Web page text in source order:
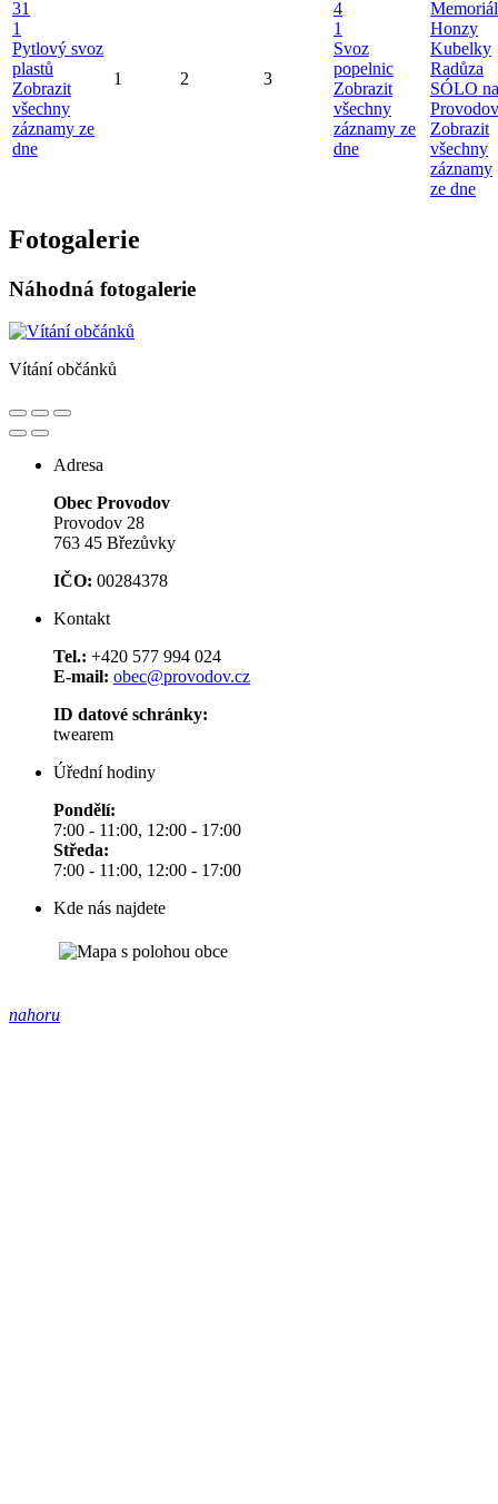
31
1
Pytlový svoz
plastů
Zobrazit
všechny
záznamy ze
dne
1 2 3
4
1
Svoz
popelnic
Zobrazit
všechny
záznamy ze
dne
Memoriál
Honzy
Kubelky
Radůza
SÓLO na
Zobrazit
všechny
záznamy
ze dne
Fotogalerie
Náhodná fotogalerie
Vítání občánků
Adresa
Obec Provodov
Provodov 28
763 45 Březůvky
IČO: 00284378
Kontakt
Tel.: +420 577 994 024
E-mail: obec@provodov.cz
ID datové schránky:
twearem
Úřední hodiny
Pondělí:
7:00 - 11:00, 12:00 - 17:00
Středa:
7:00 - 11:00, 12:00 - 17:00
Kde nás najdete
nahoru